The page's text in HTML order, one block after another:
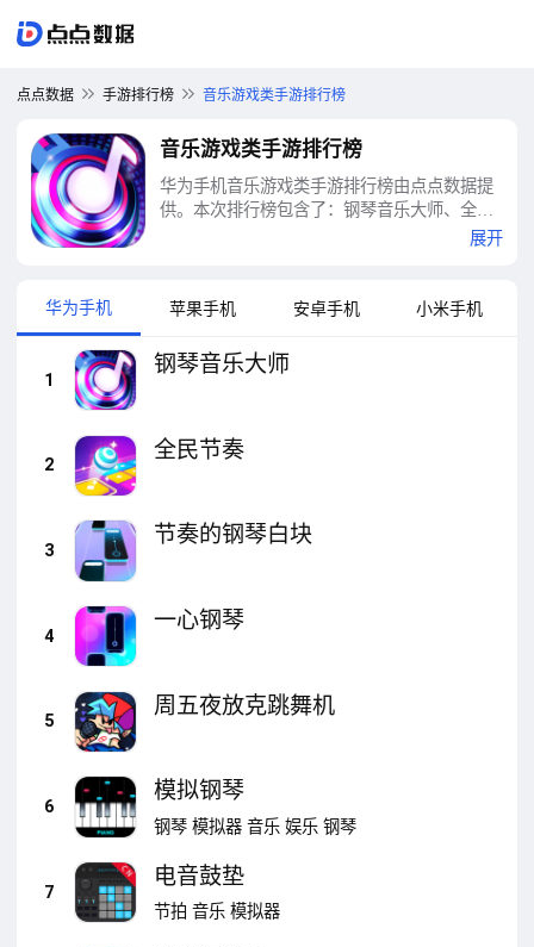
点点数据 手游排行榜 音乐游戏类手游排行榜
音乐游戏类手游排行榜
华为手机音乐游戏类手游排行榜由点点数据提
供。本次排行榜包含了：钢琴音乐大师、全民
节奏、节奏的钢琴白块、一心钢琴、周五夜放
手游排行榜
展开
华为手机 苹果手机 安卓手机 小米手机
1
钢琴音乐大师
2
全民节奏
3
节奏的钢琴白块
4
一心钢琴
5
周五夜放克跳舞机
6
模拟钢琴
钢琴 模拟器 音乐 娱乐 钢琴
7
电音鼓垫
节拍 音乐 模拟器